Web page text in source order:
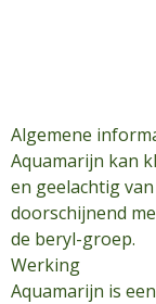
Algemene
Aquamarijn kan
en geelachtig
doorschijnend
de beryl-groep.
Werking
Aquamarijn is